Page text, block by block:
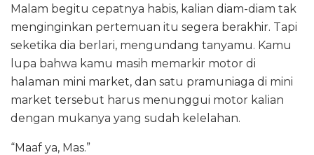
Malam begitu cepatnya habis, kalian diam-diam tak
menginginkan pertemuan itu segera berakhir. Tapi
seketika dia berlari, mengundang tanyamu. Kamu
lupa bahwa kamu masih memarkir motor di
halaman mini market, dan satu pramuniaga di mini
market tersebut harus menunggui motor kalian
dengan mukanya yang sudah kelelahan.
“Maaf ya, Mas.”